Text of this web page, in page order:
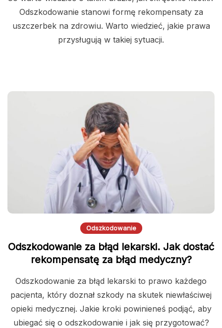
Odszkodowanie stanowi formę rekompensaty za
uszczerbek na zdrowiu. Warto wiedzieć, jakie prawa
przysługują w takiej sytuacji.
Odszkodowanie
Odszkodowanie za błąd lekarski. Jak dostać
rekompensatę za błąd medyczny?
Odszkodowanie za błąd lekarski to prawo każdego
pacjenta, który doznał szkody na skutek niewłaściwej
opieki medycznej. Jakie kroki powinieneś podjąć, aby
ubiegać się o odszkodowanie i jak się przygotować?